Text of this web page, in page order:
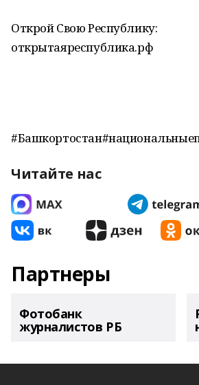
Открой Свою Республику:
открытаяреспублика.рф
Читайте нас
Партнеры
Фотобанк
журналистов РБ